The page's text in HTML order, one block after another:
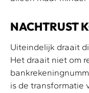
NACHTRUST
Uiteindelijk draait
Het draait niet om
is de transformatie